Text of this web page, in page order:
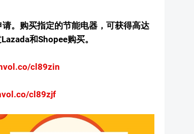
。购买指定的节能电器，可获得高达
和Shopee购买。
cl89zin
cl89zjf